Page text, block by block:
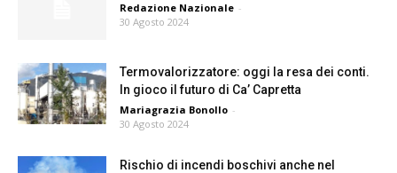
Redazione Nazionale -
30 Agosto 2024
Termovalorizzatore: oggi la resa dei conti.
In gioco il futuro di Ca’ Capretta
Mariagrazia Bonollo -
30 Agosto 2024
Rischio di incendi boschivi anche nel